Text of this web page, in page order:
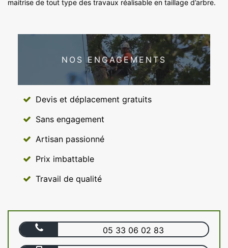
maitrise de tout type des travaux réalisable en taillage d’arbre.
NOS ENGAGEMENTS
Devis et déplacement gratuits
Sans engagement
Artisan passionné
Prix imbattable
Travail de qualité
05 33 06 02 83